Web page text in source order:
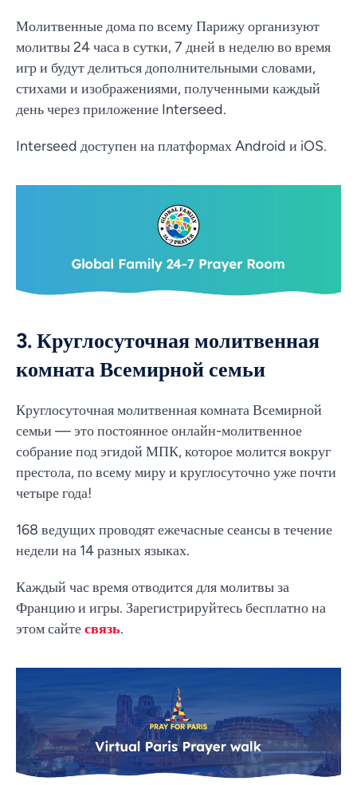
Молитвенные дома по всему Парижу организуют
молитвы 24 часа в сутки, 7 дней в неделю во время
игр и будут делиться дополнительными словами,
стихами и изображениями, полученными каждый
день через приложение Interseed.
Interseed доступен на платформах Android и iOS.
3. Круглосуточная молитвенная
комната Всемирной семьи
Круглосуточная молитвенная комната Всемирной
семьи — это постоянное онлайн-молитвенное
собрание под эгидой МПК, которое молится вокруг
престола, по всему миру и круглосуточно уже почти
четыре года!
168 ведущих проводят ежечасные сеансы в течение
недели на 14 разных языках.
Каждый час время отводится для молитвы за
Францию и игры. Зарегистрируйтесь бесплатно на
этом сайтесвязь.